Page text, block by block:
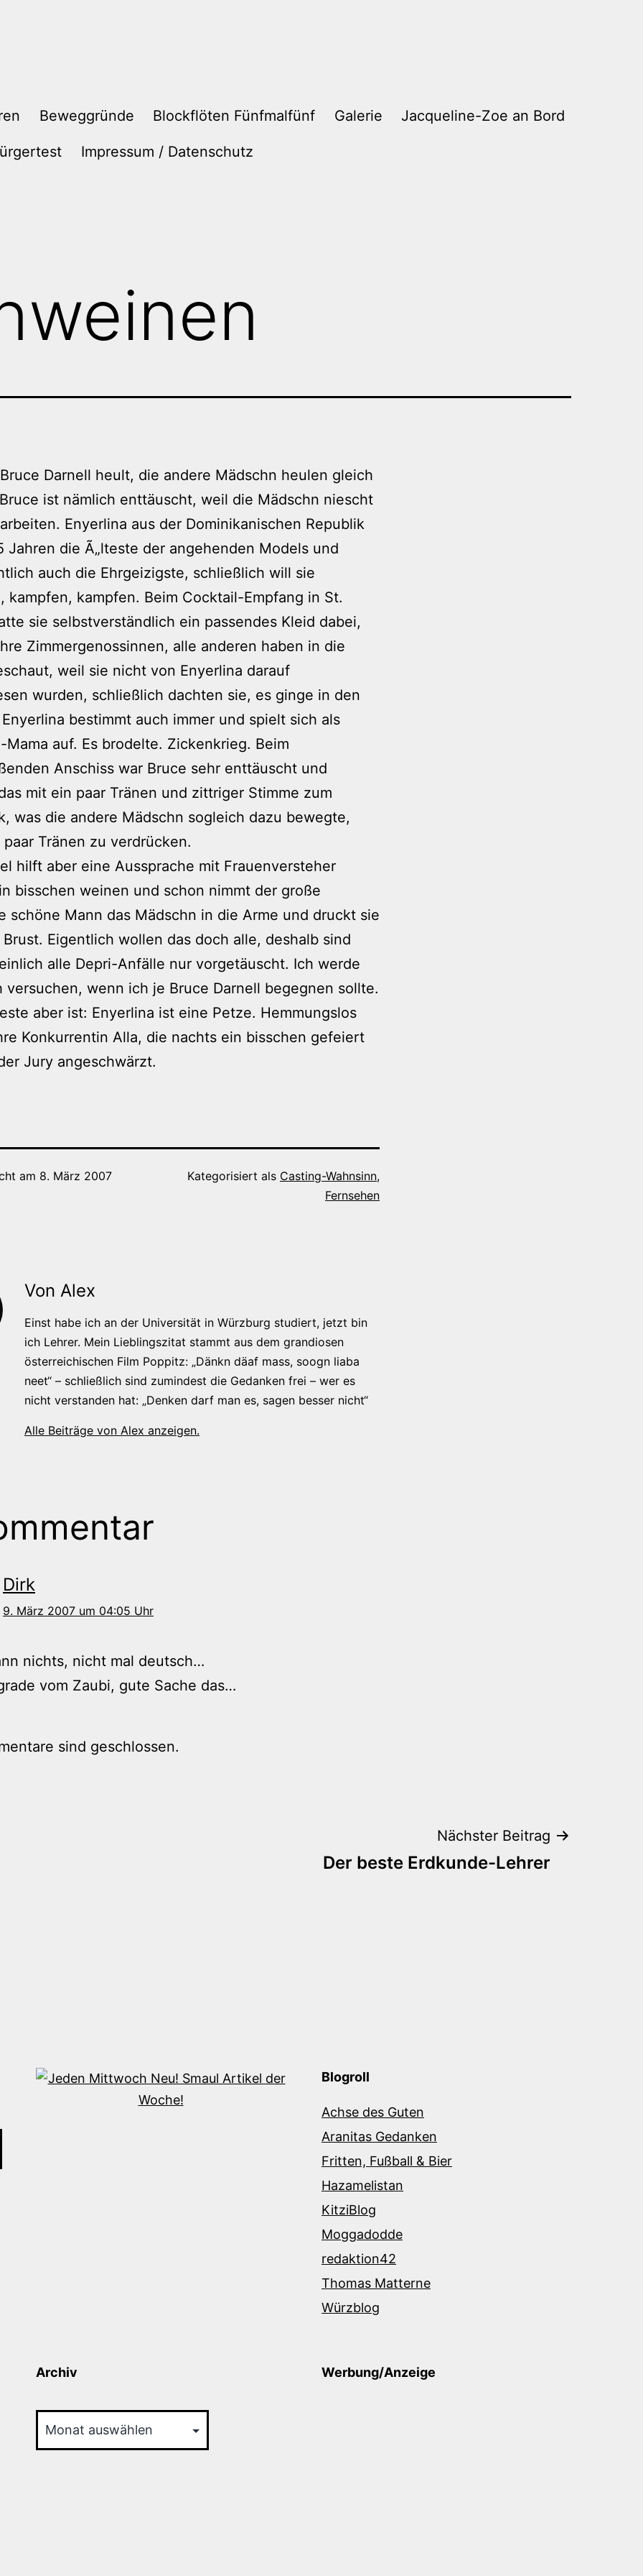
Beweggründe Blockflöten Fünfmalfünf Galerie Jacqueline-Zoe an Bord
Impressum / Datenschutz
Darnell heult, die andere Mädschn heulen gleich
ist nämlich enttäuscht, weil die Mädschn niescht
Enyerlina aus der Dominikanischen Republik
Jahren die Ã„lteste der angehenden Models und
auch die Ehrgeizigste, schließlich will sie
kampfen, kampfen. Beim Cocktail-Empfang in St.
sie selbstverständlich ein passendes Kleid dabei,
Zimmergenossinnen, alle anderen haben in die
weil sie nicht von Enyerlina darauf
wurden, schließlich dachten sie, es ginge in den
bestimmt auch immer und spielt sich als
Mama auf. Es brodelte. Zickenkrieg. Beim
Anschiss war Bruce sehr enttäuscht und
mit ein paar Tränen und zittriger Stimme zum
was die andere Mädschn sogleich dazu bewegte,
Tränen zu verdrücken.
hilft aber eine Aussprache mit Frauenversteher
bisschen weinen und schon nimmt der große
schöne Mann das Mädschn in die Arme und druckt sie
Eigentlich wollen das doch alle, deshalb sind
alle Depri-Anfälle nur vorgetäuscht. Ich werde
versuchen, wenn ich je Bruce Darnell begegnen sollte.
aber ist: Enyerlina ist eine Petze. Hemmungslos
Konkurrentin Alla, die nachts ein bisschen gefeiert
Jury angeschwärzt.
am 8. März 2007 Kategorisiert als Casting-Wahnsinn,
Fernsehen
Von Alex
Einst habe ich an der Universität in Würzburg studiert, jetzt bin
ich Lehrer. Mein Lieblingszitat stammt aus dem grandiosen
österreichischen Film Poppitz: „Dänkn däaf mass, soogn liaba
neet“ – schließlich sind zumindest die Gedanken frei – wer es
nicht verstanden hat: „Denken darf man es, sagen besser nicht“
Alle Beiträge von Alex anzeigen.
Dirk
9. März 2007 um 04:05 Uhr
nichts, nicht mal deutsch…
vom Zaubi, gute Sache das…
sind geschlossen.
Nächster Beitrag
Der beste Erdkunde-Lehrer
Blogroll
Achse des Guten
Aranitas Gedanken
Fritten, Fußball & Bier
Hazamelistan
KitziBlog
Moggadodde
redaktion42
Thomas Matterne
Würzblog
Archiv Werbung/Anzeige